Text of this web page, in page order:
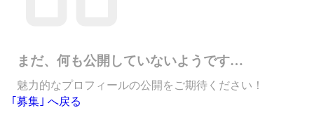
まだ、何も公開していないようです…
魅力的なプロフィールの公開をご期待ください！
｢募集｣ へ戻る